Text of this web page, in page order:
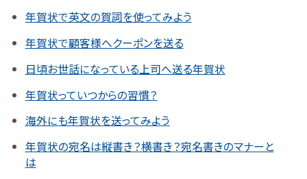
年賀状で英文の賀詞を使ってみよう
年賀状で顧客様へクーポンを送る
日頃お世話になっている上司へ送る年賀状
年賀状っていつからの習慣？
海外にも年賀状を送ってみよう
年賀状の宛名は縦書き？横書き？宛名書きのマナーと
は